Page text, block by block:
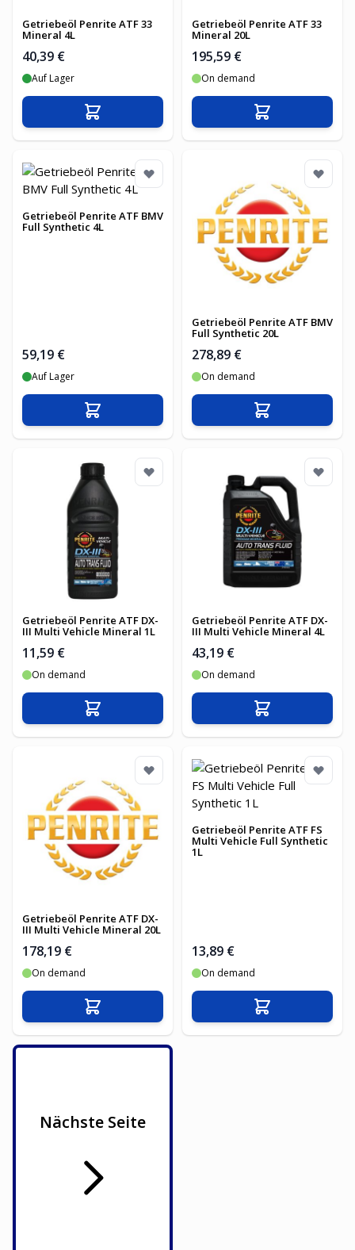
Getriebeöl Penrite ATF 33
Mineral 4L
40,39 €
Auf Lager
In den Warenkorb
Getriebeöl Penrite ATF 33
Mineral 20L
195,59 €
On demand
In den
Getriebeöl Penrite ATF BMV
Full Synthetic 4L
59,19 €
Auf Lager
In den Warenkorb
Getriebeöl Penrite ATF BMV
Full Synthetic 20L
278,89 €
On demand
In den
Getriebeöl Penrite ATF DX-
III Multi Vehicle Mineral 1L
11,59 €
On demand
In den Warenkorb
Getriebeöl Penrite ATF DX-
III Multi Vehicle Mineral 4L
43,19 €
On demand
In den
Getriebeöl Penrite ATF DX-
III Multi Vehicle Mineral 20L
178,19 €
On demand
In den Warenkorb
Getriebeöl Penrite ATF FS
Multi Vehicle Full Synthetic
1L
13,89 €
On demand
In den
Nächste Seite